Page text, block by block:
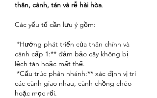
thân, cành, tán và rễ hài hòa.
Các yếu tố cần lưu ý gồm:
*Hướng phát triển của thân chính và
cành cấp 1:** đảm bảo cây không bị
lệch tán hoặc mất thế.
*Cấu trúc phân nhánh:** xác định vị trí
các cành giao nhau, cành chồng chéo
hoặc mọc rối.